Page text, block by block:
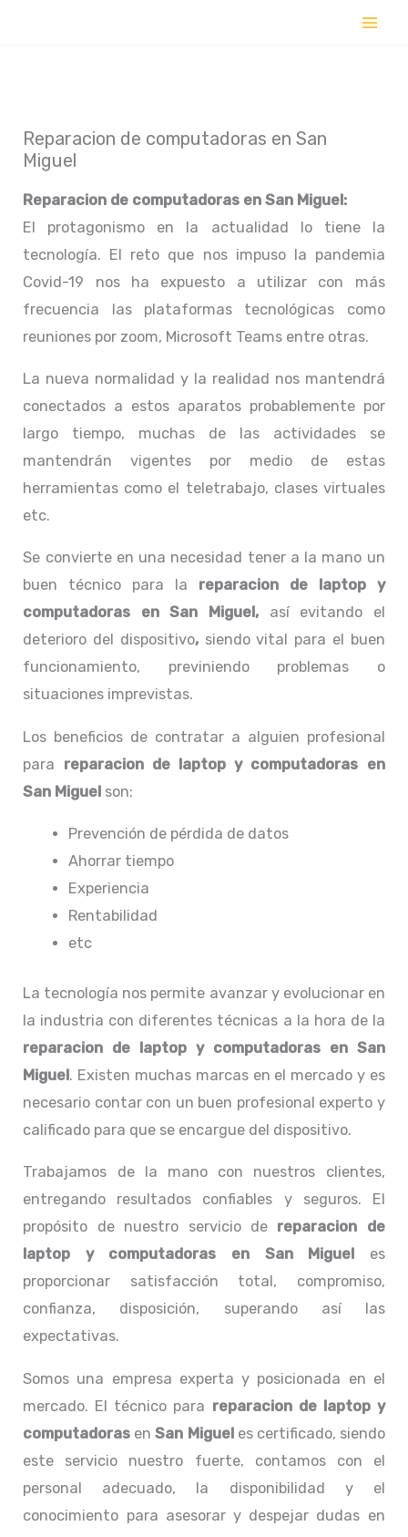
Reparacion de computadoras en San
Miguel
Reparacion de computadoras en San Miguel:
El protagonismo en la actualidad lo tiene la
tecnología. El reto que nos impuso la pandemia
Covid-19 nos ha expuesto a utilizar con más
frecuencia las plataformas tecnológicas como
reuniones por zoom, Microsoft Teams entre otras.
La nueva normalidad y la realidad nos mantendrá
conectados a estos aparatos probablemente por
largo tiempo, muchas de las actividades se
mantendrán vigentes por medio de estas
herramientas como el teletrabajo, clases virtuales
etc.
Se convierte en una necesidad tener a la mano un
buen técnico para la reparacion de laptop y
computadoras en San Miguel, así evitando el
deterioro del dispositivo, siendo vital para el buen
funcionamiento, previniendo problemas o
situaciones imprevistas.
Los beneficios de contratar a alguien profesional
para reparacion de laptop y computadoras en
San Miguel son:
Prevención de pérdida de datos
Ahorrar tiempo
Experiencia
Rentabilidad
etc
La tecnología nos permite avanzar y evolucionar en
la industria con diferentes técnicas a la hora de la
reparacion de laptop y computadoras en San
Miguel. Existen muchas marcas en el mercado y es
necesario contar con un buen profesional experto y
calificado para que se encargue del dispositivo.
Trabajamos de la mano con nuestros clientes,
entregando resultados confiables y seguros. El
propósito de nuestro servicio de reparacion de
laptop y computadoras en San Miguel
es
proporcionar satisfacción total, compromiso,
confianza, disposición, superando así las
expectativas.
Somos una empresa experta y posicionada en el
mercado. El técnico para reparacion de laptop y
computadoras enSan Migueles certificado, siendo
este servicio nuestro fuerte, contamos con el
personal adecuado, la disponibilidad y el
conocimiento para asesorar y despejar dudas en